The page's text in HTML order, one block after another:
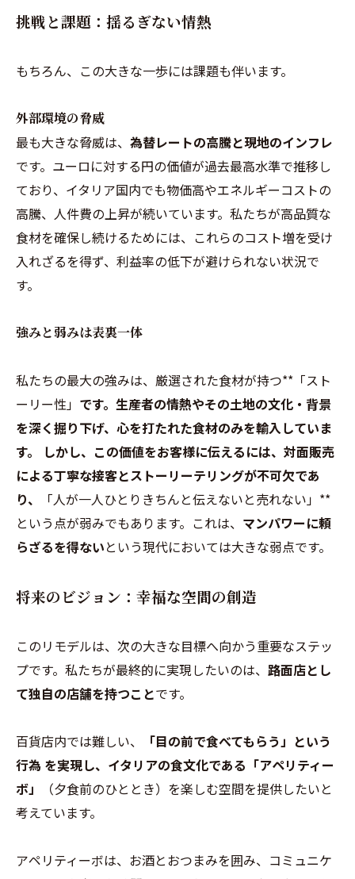
挑戦と課題：揺るぎない情熱
もちろん、この大きな一歩には課題も伴います。
外部環境の脅威
最も大きな脅威は、 為替レートの高騰と現地のインフレ
です。ユーロに対する円の価値が過去最高水準で推移し
ており、イタリア国内でも物価高やエネルギーコストの
高騰、人件費の上昇が続いています。私たちが高品質な
食材を確保し続けるためには、これらのコスト増を受け
入れざるを得ず、利益率の低下が避けられない状況で
す。
強みと弱みは表裏一体
私たちの最大の強みは、厳選された食材が持つ**「スト
ーリー性」 です。生産者の情熱やその土地の文化・背景
を深く掘り下げ、心を打たれた食材のみを輸入していま
す。 しかし、この価値をお客様に伝えるには、対面販売
による丁寧な接客とストーリーテリングが不可欠であ
り、
「人が一人ひとりきちんと伝えないと売れない」**
という点が弱みでもあります。これは、 マンパワーに頼
らざるを得ないという現代においては大きな弱点です。
将来のビジョン：幸福な空間の創造
このリモデルは、次の大きな目標へ向かう重要なステッ
プです。私たちが最終的に実現したいのは、 路面店とし
て独自の店舗を持つことです。
百貨店内では難しい、 「目の前で食べてもらう」 という
行為 を実現し、イタリアの食文化である 「アペリティー
ボ」
（夕食前のひととき）を楽しむ空間を提供したいと
考えています。
アペリティーボは、お酒とおつまみを囲み、コミュニケ